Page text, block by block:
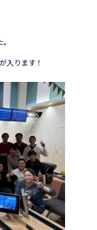
入ります！